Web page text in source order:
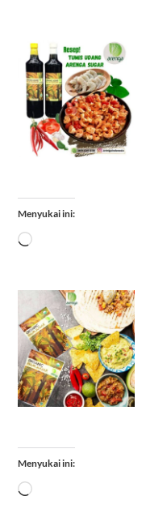
Menyukai ini:
Memuat...
Menyukai ini:
Memuat...